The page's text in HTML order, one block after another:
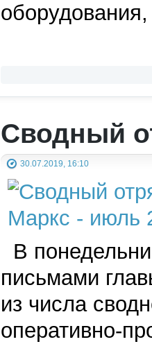
Сводный
30.07.2019, 16:10
В
письмами
из числа
оперативно-